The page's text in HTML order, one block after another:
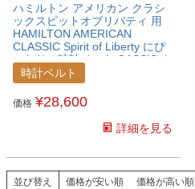
ハミルトン アメリカン クラシ
ックスピットオブリバティ 用
HAMILTON AMERICAN
CLASSIC Spirit of Liberty にぴ
ったりの時計ベルト CASSIS カ
シス ADONARA C アドナラ シ
ー アリゲーター ワニ革 時計ベ
ルト U1017A70HMTAC
時計ベルト
価格 ¥28,600
詳細を見る
並び替え 価格が安い順 価格が高い順